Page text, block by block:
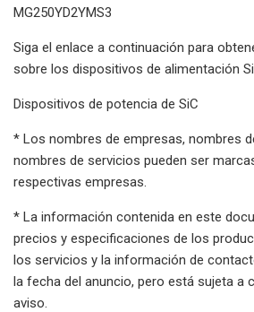
MG250YD2YMS3
Siga el enlace a continuación para
sobre los dispositivos de alimentación
Dispositivos de potencia de SiC
* Los nombres de empresas, nombres
nombres de servicios pueden ser
respectivas empresas.
* La información contenida en este
precios y especificaciones de los
los servicios y la información de
la fecha del anuncio, pero está sujeta a
aviso.